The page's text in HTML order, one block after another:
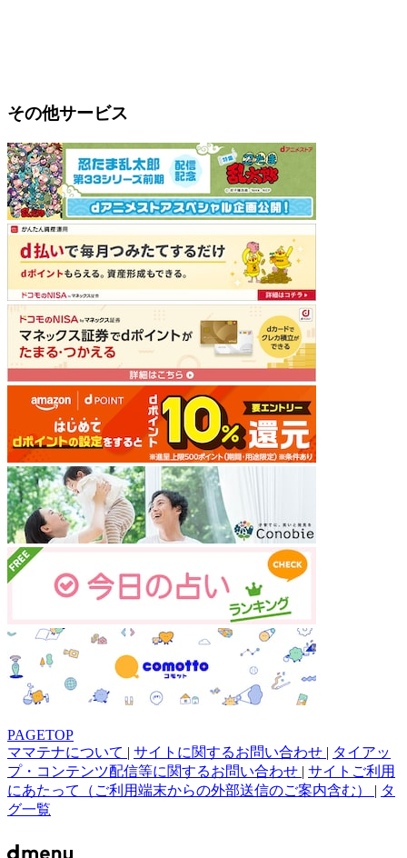
その他サービス
PAGETOP
ママテナについて | サイトに関するお問い合わせ | タイアッ
プ・コンテンツ配信等に関するお問い合わせ | サイトご利用
にあたって（ご利用端末からの外部送信のご案内含む） | タ
グ一覧